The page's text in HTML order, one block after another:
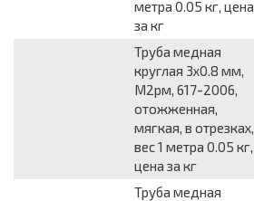
метра 0.05 кг, цена
за кг
Труба медная
круглая 3x0.8 мм,
М2рм, 617-2006,
отожженная,
мягкая, в отрезках,
вес 1 метра 0.05 кг,
цена за кг
Труба медная